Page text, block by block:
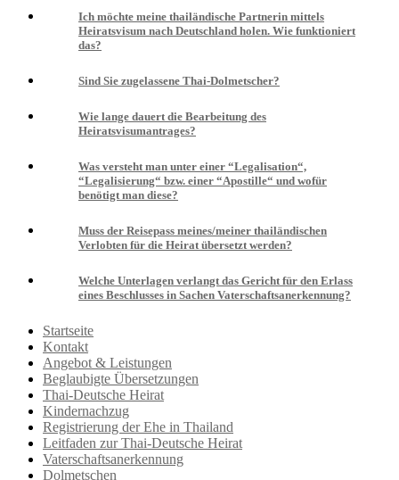
Ich möchte meine thailändische Partnerin mittels
Heiratsvisum nach Deutschland holen. Wie funktioniert
das?
Sind Sie zugelassene Thai-Dolmetscher?
Wie lange dauert die Bearbeitung des
Heiratsvisumantrages?
Was versteht man unter einer “Legalisation“,
“Legalisierung“ bzw. einer “Apostille“ und wofür
benötigt man diese?
Muss der Reisepass meines/meiner thailändischen
Verlobten für die Heirat übersetzt werden?
Welche Unterlagen verlangt das Gericht für den Erlass
eines Beschlusses in Sachen Vaterschaftsanerkennung?
Startseite
Kontakt
Angebot & Leistungen
Beglaubigte Übersetzungen
Thai-Deutsche Heirat
Kindernachzug
Registrierung der Ehe in Thailand
Leitfaden zur Thai-Deutsche Heirat
Vaterschaftsanerkennung
Dolmetschen